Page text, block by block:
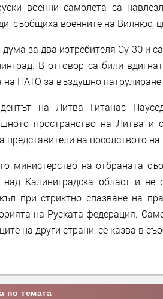
военни самолета са
съобщиха военните на Вилнюс,
дума за два изтребителя Су-30 и
В отговор са били
на НАТО за въздушно
на Литва Гитанас
пространство на Литва и
представители на посолството
министерство на отбраната
над Калиниградска област и
при стриктно спазване на
на Руската федерация.
на други страни, се казва в
по темата